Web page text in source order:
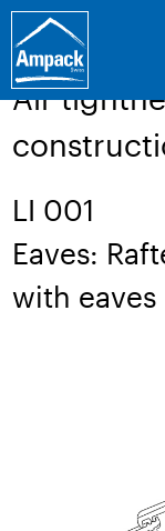
Ampack - The
1946.»Service
Air
LI 001
Eaves:
with